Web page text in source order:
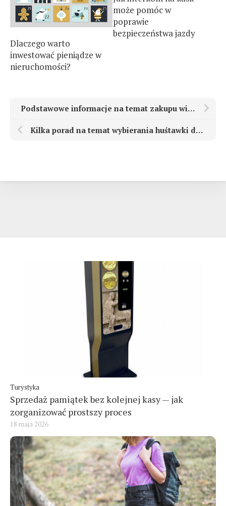
Dlaczego warto
inwestować pieniądze w
nieruchomości?
może pomóc w
poprawie
bezpieczeństwa jazdy
Podstawowe informacje na temat zakupu wideodomofonu, opis najważniejszych funkcjonalności
Kilka porad na temat wybierania huśtawki do ogrodu
Turystyka
Sprzedaż pamiątek bez kolejnej kasy — jak
zorganizować prostszy proces
18 maja 2026